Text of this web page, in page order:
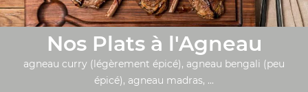
Nos Plats à l'Agneau
agneau curry (légèrement épicé), agneau bengali (peu
épicé), agneau madras, ...